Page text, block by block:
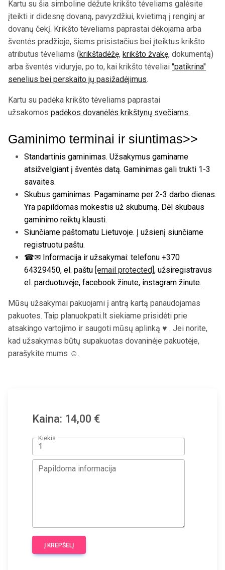
Kartu su šia simboline dėžute krikšto tėveliams galėsite
įteikti ir didesnę dovaną, pavyzdžiui, kvietimą į renginį ar
dovanų čekį. Krikšto tėveliams paprastai dėkojama arba
šventės pradžioje, šiems prisistačius bei įteiktus krikšto
atributus tėveliams (krikštadėžę, krikšto žvakę, dokumentą)
arba šventės viduryje, po to, kai krikšto tėveliai "patikrina"
senelius bei perskaito jų pasižadėjimus.
Kartu su padėka krikšto tėveliams paprastai
užsakomos padėkos dovanėlės krikštynų svečiams.
Gaminimo terminai ir siuntimas>>
Standartinis gaminimas. Užsakymus gaminame
atsižvelgiant į šventės datą. Gaminimas gali trukti 1-3
savaites.
Skubus gaminimas. Pagaminame per 2-3 darbo dienas.
Yra papildomas mokestis už skubumą. Dėl skubaus
gaminimo reiktų klausti.
Siunčiame paštomatu Lietuvoje. Į užsienį siunčiame
registruotu paštu.
☎✉ Informacija ir užsakymai: telefonu +370
64329450, el. paštu [email protected] , užsiregistravus
el. parduotuvėje, facebook žinute, instagram žinute.
Mūsų užsakymai pakuojami į antrą kartą panaudojamas
pakuotes. Taip planuokpati.lt siekiame prisidėti prie
atsakingo vartojimo ir saugoti mūsų aplinką ♥ . Jei norite,
kad užsakymas būtų supakuotas dovaninėje pakuotėje,
parašykite mums ☺.
Kaina: 14,00 €
Kiekis
Papildoma informacija
Į KREPŠELĮ